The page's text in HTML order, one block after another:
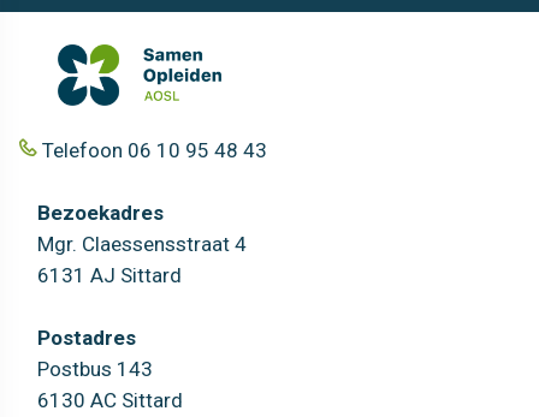
Telefoon 06 10 95 48 43
Bezoekadres
Mgr. Claessensstraat 4
6131 AJ Sittard
Postadres
Postbus 143
6130 AC Sittard